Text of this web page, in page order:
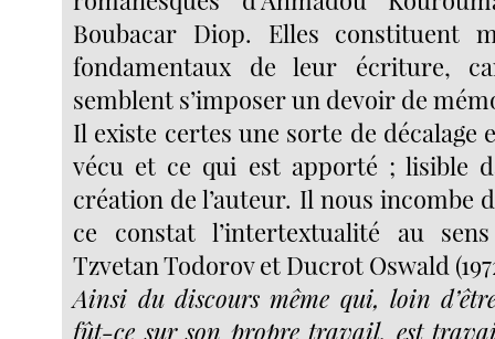
Boubacar Diop. Elles constituent
fondamentaux de leur écriture,
semblent s’imposer un devoir de
Il existe certes une sorte de décalage
vécu et ce qui est apporté ; lisible
création de l’auteur. Il nous incombe
ce constat l’intertextualité au
Tzvetan Todorov et Ducrot Oswald
Ainsi du discours même qui, loin
fût-ce sur son propre travail, est